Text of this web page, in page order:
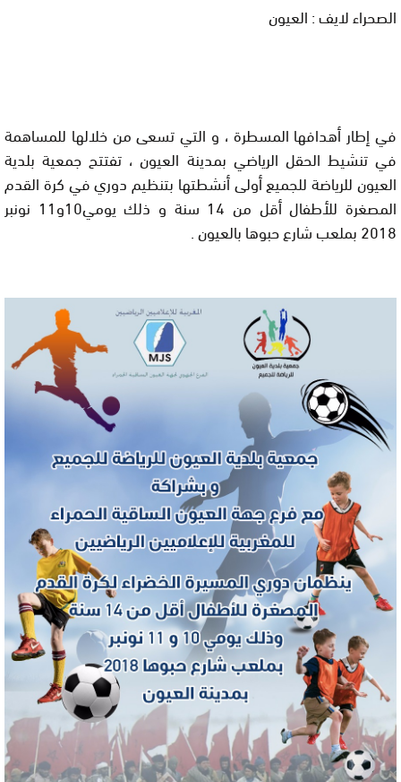
الصحراء لايف : العيون
في إطار أهدافها المسطرة ، و التي تسعى من خلالها للمساهمة
في تنشيط الحقل الرياضي بمدينة العيون ، تفتتح جمعية بلدية
العيون للرياضة للجميع أولى أنشطتها بتنظيم دوري في كرة القدم
المصغرة للأطفال أقل من 14 سنة و ذلك يومي10و11 نونبر
2018 بملعب شارع حبوها بالعيون .